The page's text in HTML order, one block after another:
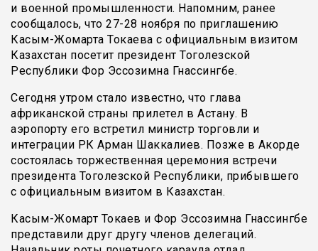
и военной промышленности. Напомним, ранее
сообщалось, что 27-28 ноября по приглашению
Касым-Жомарта Токаева с официальным визитом
Казахстан посетит президент Тоголезской
Республики Фор Эссозимна Гнассингбе.
Сегодня утром стало известно, что глава
африканской страны прилетел в Астану. В
аэропорту его встретил министр торговли и
интеграции РК Арман Шаккалиев. Позже в Акорде
состоялась торжественная церемония встречи
президента Тоголезской Республики, прибывшего
с официальным визитом в Казахстан.
Касым-Жомарт Токаев и Фор Эссозимна Гнассингбе
представили друг другу членов делегаций.